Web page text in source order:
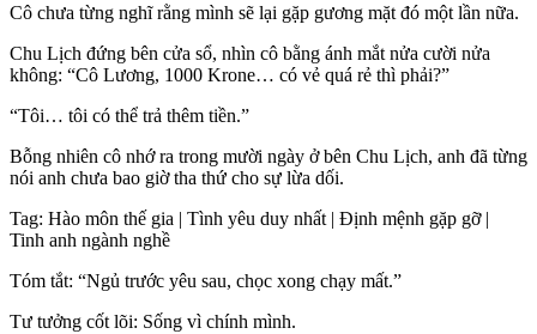
Cô chưa từng nghĩ rằng mình sẽ lại gặp gương mặt đó một lần nữa.
Chu Lịch đứng bên cửa sổ, nhìn cô bằng ánh mắt nửa cười nửa
không: “Cô Lương, 1000 Krone… có vẻ quá rẻ thì phải?”
“Tôi… tôi có thể trả thêm tiền.”
Bỗng nhiên cô nhớ ra trong mười ngày ở bên Chu Lịch, anh đã từng
nói anh chưa bao giờ tha thứ cho sự lừa dối.
Tag: Hào môn thế gia | Tình yêu duy nhất | Định mệnh gặp gỡ |
Tinh anh ngành nghề
Tóm tắt: “Ngủ trước yêu sau, chọc xong chạy mất.”
Tư tưởng cốt lõi: Sống vì chính mình.